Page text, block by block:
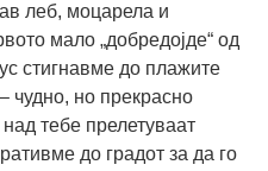
леб, моцарела и
мало „добредојде“ од
стигнавме до плажите
чудно, но прекрасно
тебе прелетуваат
до градот за да го